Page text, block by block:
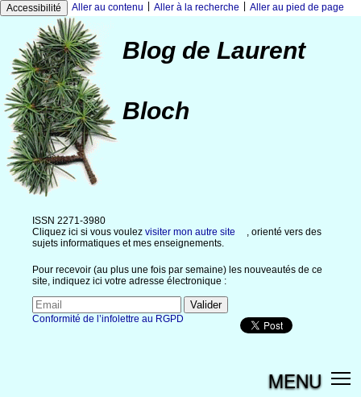
Accessibilité Aller au contenu Aller à la recherche Aller au pied de page
Blog de Laurent
Bloch
ISSN 2271-3980
Cliquez ici si vous voulez visiter mon autre site
, orienté vers des
sujets informatiques et mes enseignements.
Pour recevoir (au plus une fois par semaine) les nouveautés de ce
site, indiquez ici votre adresse électronique :
Conformité de l’infolettre au RGPD
MENU